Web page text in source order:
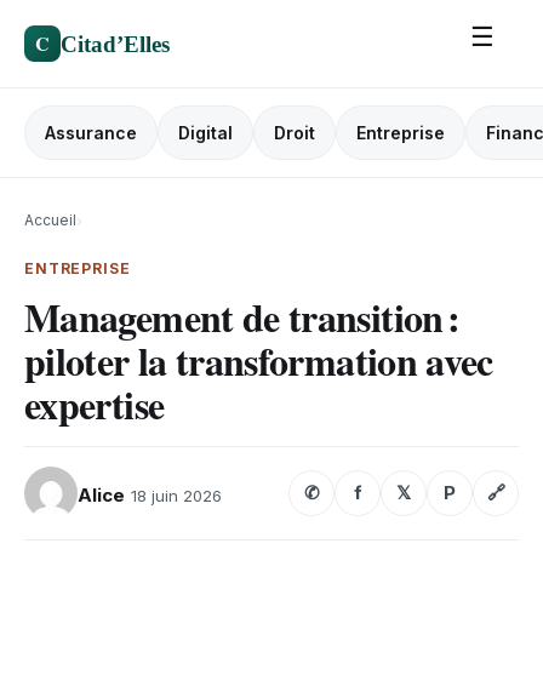
C Citad’Elles ☰
Assurance Digital Droit Entreprise
Accueil›
ENTREPRISE
Management de transition :
piloter la transformation avec
expertise
Alice 18 juin 2026 ✆ f 𝕏 P 🔗